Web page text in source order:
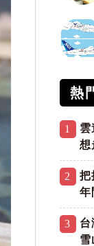
熱
1
想
2
年
3
雪